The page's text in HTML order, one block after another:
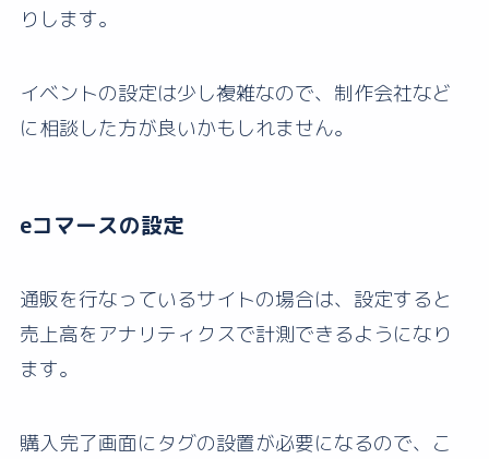
りします。
イベントの設定は少し複雑なので、制作会社など
に相談した方が良いかもしれません。
eコマースの設定
通販を行なっているサイトの場合は、設定すると
売上高をアナリティクスで計測できるようになり
ます。
購入完了画面にタグの設置が必要になるので、こ